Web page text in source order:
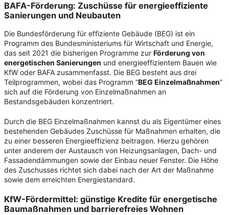
BAFA-Förderung: Zuschüsse für energieeffiziente
Sanierungen und Neubauten
Die Bundesförderung für effiziente Gebäude (BEG) ist ein
Programm des Bundesministeriums für Wirtschaft und Energie,
das seit 2021 die bisherigen Programme zur Förderung von
energetischen Sanierungen und energieeffizientem Bauen wie
KfW oder BAFA zusammenfasst. Die BEG besteht aus drei
Teilprogrammen, wobei das Programm “BEG Einzelmaßnahmen”
sich auf die Förderung von Einzelmaßnahmen an
Bestandsgebäuden konzentriert.
Durch die BEG Einzelmaßnahmen kannst du als Eigentümer eines
bestehenden Gebäudes Zuschüsse für Maßnahmen erhalten, die
zu einer besseren Energieeffizienz beitragen. Hierzu gehören
unter anderem der Austausch von Heizungsanlagen, Dach- und
Fassadendämmungen sowie der Einbau neuer Fenster. Die Höhe
des Zuschusses richtet sich dabei nach der Art der Maßnahme
sowie dem erreichten Energiestandard.
KfW-Fördermittel: günstige Kredite für energetische
Baumaßnahmen und barrierefreies Wohnen